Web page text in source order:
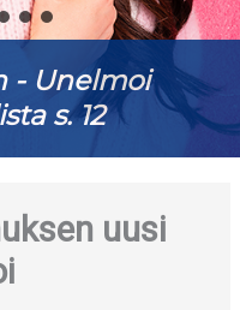
- Unelmoi
s. 12
uusi